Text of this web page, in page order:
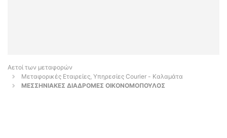
Αετοί των μεταφορών
Μεταφορικές Εταιρείες, Υπηρεσίες Courier - Καλαμάτα
ΜΕΣΣΗΝΙΑΚΕΣ ΔΙΑΔΡΟΜΕΣ ΟΙΚΟΝΟΜΟΠΟΥΛΟΣ